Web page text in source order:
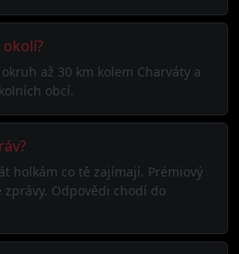
až 30 km kolem Charváty a
obcí.
holkám co tě zajímají. Prémiový
Odpovědi chodí do